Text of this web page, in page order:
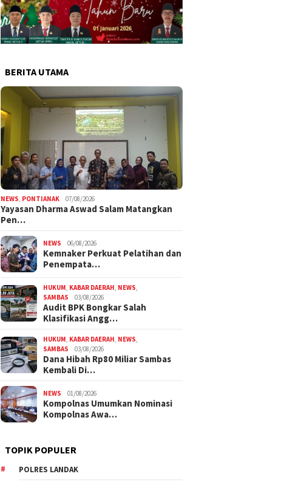
BERITA UTAMA
NEWS PONTIANAK 07/08/2026
Yayasan Dharma Aswad Salam Matangkan
Pen…
NEWS 06/08/2026
Kemnaker Perkuat Pelatihan dan
Penempata…
HUKUM KABAR DAERAH NEWS
SAMBAS
03/08/2026
Audit BPK Bongkar Salah
Klasifikasi Angg…
HUKUM KABAR DAERAH NEWS
SAMBAS
03/08/2026
Dana Hibah Rp80 Miliar Sambas
Kembali Di…
NEWS 01/08/2026
Kompolnas Umumkan Nominasi
Kompolnas Awa…
TOPIK POPULER
POLRES LANDAK